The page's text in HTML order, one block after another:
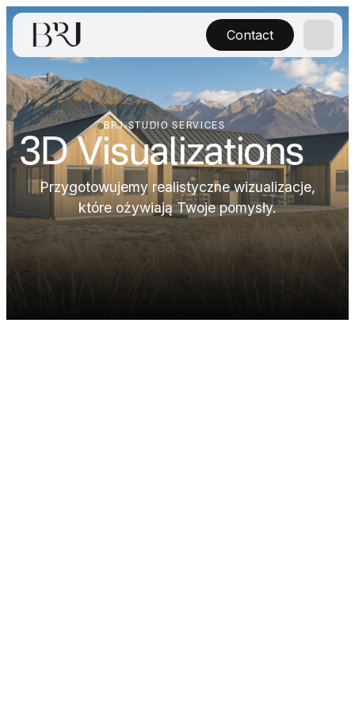
Contact
BRJ-STUDIO SERVICES
3D Visualizations
Przygotowujemy realistyczne wizualizacje,
które ożywiają Twoje pomysły.